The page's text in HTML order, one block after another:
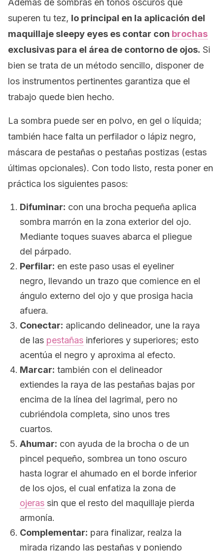
Además de sombras en tonos oscuros que
superen tu tez, lo principal en la aplicación del
maquillaje sleepy eyes es contar con brochas
exclusivas para el área de contorno de ojos. Si
bien se trata de un método sencillo, disponer de
los instrumentos pertinentes garantiza que el
trabajo quede bien hecho.
La sombra puede ser en polvo, en gel o líquida;
también hace falta un perfilador o lápiz negro,
máscara de pestañas o pestañas postizas (estas
últimas opcionales). Con todo listo, resta poner en
práctica los siguientes pasos:
Difuminar: con una brocha pequeña aplica
sombra marrón en la zona exterior del ojo.
Mediante toques suaves abarca el pliegue
del párpado.
Perfilar: en este paso usas el eyeliner
negro, llevando un trazo que comience en el
ángulo externo del ojo y que prosiga hacia
afuera.
Conectar: aplicando delineador, une la raya
de las pestañas inferiores y superiores; esto
acentúa el negro y aproxima al efecto.
Marcar: también con el delineador
extiendes la raya de las pestañas bajas por
encima de la línea del lagrimal, pero no
cubriéndola completa, sino unos tres
cuartos.
Ahumar: con ayuda de la brocha o de un
pincel pequeño, sombrea un tono oscuro
hasta lograr el ahumado en el borde inferior
de los ojos, el cual enfatiza la zona de
ojeras sin que el resto del maquillaje pierda
armonía.
Complementar: para finalizar, realza la
mirada rizando las pestañas y poniendo